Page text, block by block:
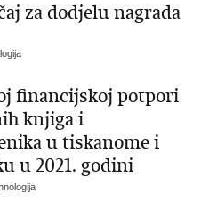
za dodjelu nagrada
financijskoj potpori
knjiga i
u tiskanome i
u 2021. godini